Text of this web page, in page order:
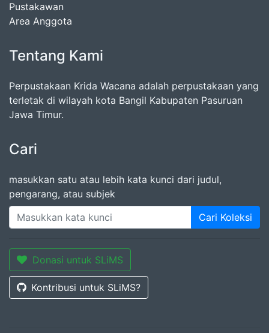
Pustakawan
Area Anggota
Tentang Kami
Perpustakaan Krida Wacana adalah perpustakaan yang
terletak di wilayah kota Bangil Kabupaten Pasuruan
Jawa Timur.
Cari
masukkan satu atau lebih kata kunci dari judul,
pengarang, atau subjek
Cari Koleksi
Donasi untuk SLiMS
Kontribusi untuk SLiMS?